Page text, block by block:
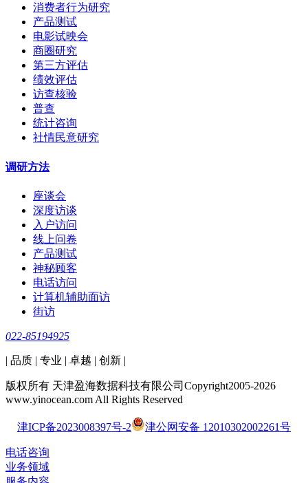
消费者行为研究
产品测试
电影试映会
商圈研究
第三方评估
绩效评估
访查核验
普查
统计咨询
社情民意研究
调研方法
座谈会
深度访谈
入户访问
线上问卷
产品测试
神秘顾客
电话访问
计算机辅助面访
街访
022-85194925
| 品质 | 专业 | 卓越 | 创新 |
版权所有 天津盈海数据科技有限公司Copyright2005-2026
www.yinocean.com All Rights Reserved
津ICP备2023008397号-2 津公网安备 12010302002261号
电话咨询
业务领域